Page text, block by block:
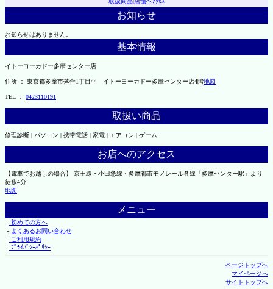
お知らせ
お知らせはありません。
基本情報
イトーヨーカドー多摩センター店
住所 ： 東京都多摩市落合1丁目44 イトーヨーカドー多摩センター店4階地図
TEL ： 0423110191
取扱い商品
修理診断 | パソコン | 携帯電話 | 家電 | エアコン | ゲーム
お店へのアクセス
【電車でお越しの場合】 京王線・小田急線・多摩都市モノレール各線「多摩センター駅」より
徒歩4分
地図
メニュー
├初めての方へ
├ よくあるお問い合わせ
├ご利用規約
└ﾌﾟﾗｲﾊﾞｼｰﾎﾟﾘｼｰ
ページトップへ
マイページへ
サイトトップへ